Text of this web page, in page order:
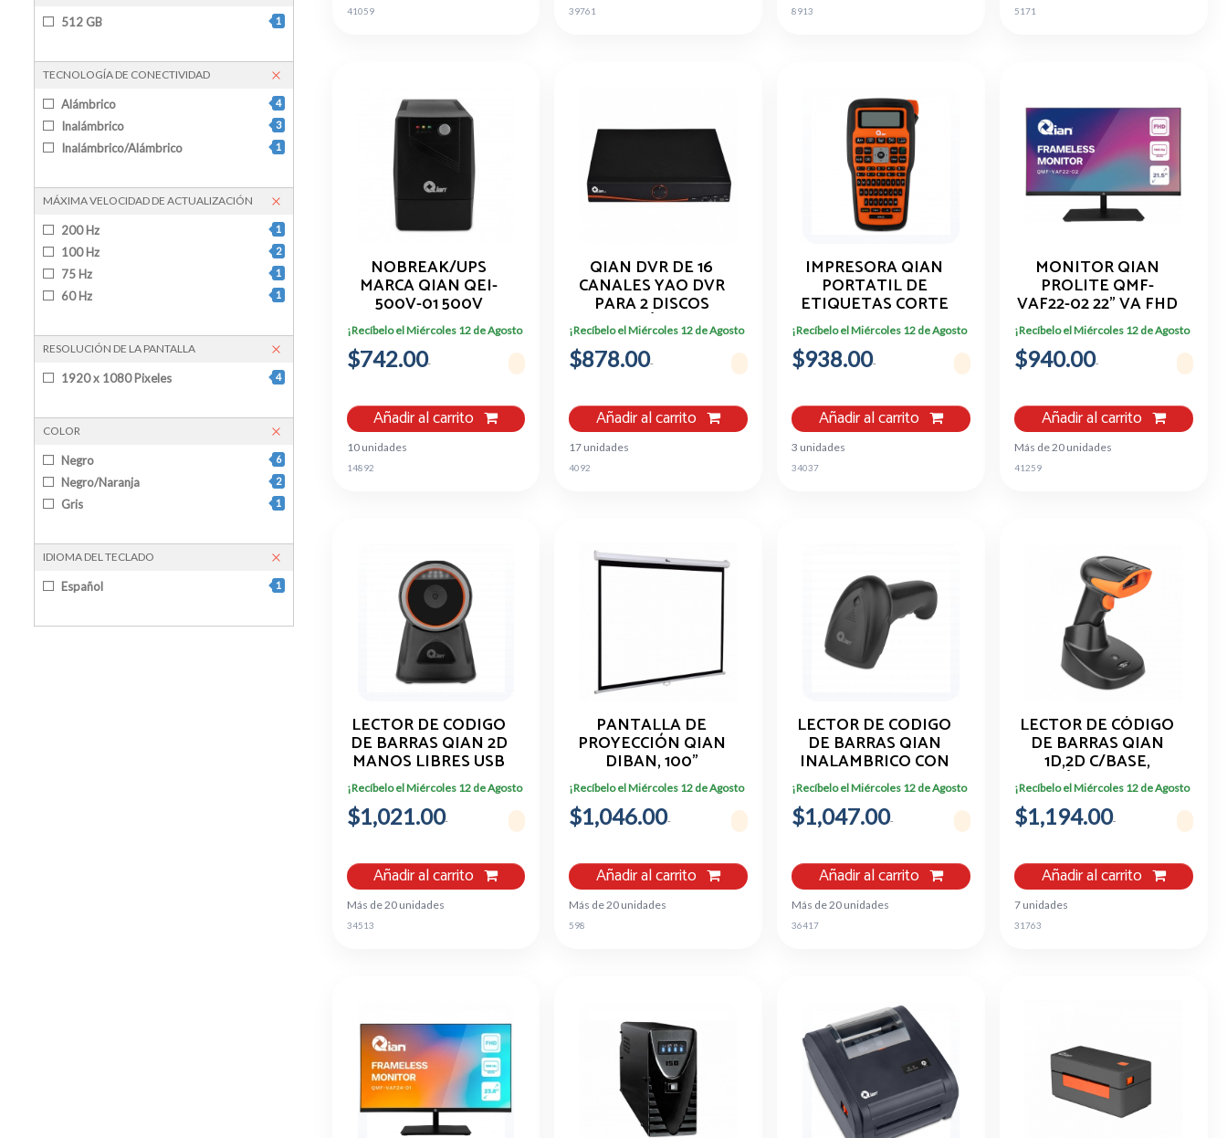
512 GB 1
TECNOLOGÍA DE CONECTIVIDAD
Alámbrico 4
Inalámbrico 3
Inalámbrico/Alámbrico 1
MÁXIMA VELOCIDAD DE ACTUALIZACIÓN
200 Hz 1
100 Hz 2
75 Hz 1
60 Hz 1
RESOLUCIÓN DE LA PANTALLA
1920 x 1080 Pixeles 4
COLOR
Negro 6
Negro/Naranja 2
Gris 1
IDIOMA DEL TECLADO
Español 1
41059 39761 8913 5171
NOBREAK/UPS
MARCA QIAN QEI-
500V-01 500V
¡Recíbelo el Miércoles 12 de Agosto
$742.00
Añadir al carrito
10 unidades
14892
QIAN DVR DE 16
CANALES YAO DVR
PARA 2 DISCOS
DUROS, MÁX. 6TB, 2X
USB 2.0, 1X RJ-45,
QSS-DVR16H
¡Recíbelo el Miércoles 12 de Agosto
$878.00
Añadir al carrito
17 unidades
4092
IMPRESORA QIAN
PORTATIL DE
ETIQUETAS CORTE
MANUAL QOP-T12SA-
SI
¡Recíbelo el Miércoles 12 de Agosto
$938.00
Añadir al carrito
3 unidades
34037
MONITOR QIAN
PROLITE QMF-
VAF22-02 22" VA FHD
100HZ HDMI VGA
¡Recíbelo el Miércoles 12 de Agosto
$940.00
Añadir al carrito
Más de 20 unidades
41259
LECTOR DE CODIGO
DE BARRAS QIAN 2D
MANOS LIBRES USB
QOB-2DUSH
¡Recíbelo el Miércoles 12 de Agosto
$1,021.00
Añadir al carrito
Más de 20 unidades
34513
PANTALLA DE
PROYECCIÓN QIAN
DIBAN, 100"
DIAGONAL, BLANCO
MATE, QPG-69502
¡Recíbelo el Miércoles 12 de Agosto
$1,046.00
Añadir al carrito
Más de 20 unidades
598
LECTOR DE CODIGO
DE BARRAS QIAN
INALAMBRICO CON
BASE 2D QOB-
2DUWY
¡Recíbelo el Miércoles 12 de Agosto
$1,047.00
Añadir al carrito
Más de 20 unidades
36417
LECTOR DE CÓDIGO
DE BARRAS QIAN
1D,2D C/BASE,
INALÁMBRICO USB
¡Recíbelo el Miércoles 12 de Agosto
$1,194.00
Añadir al carrito
7 unidades
31763